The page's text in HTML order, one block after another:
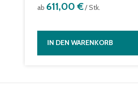
ab 611,00 €/ Stk.
IN DEN WARENKORB